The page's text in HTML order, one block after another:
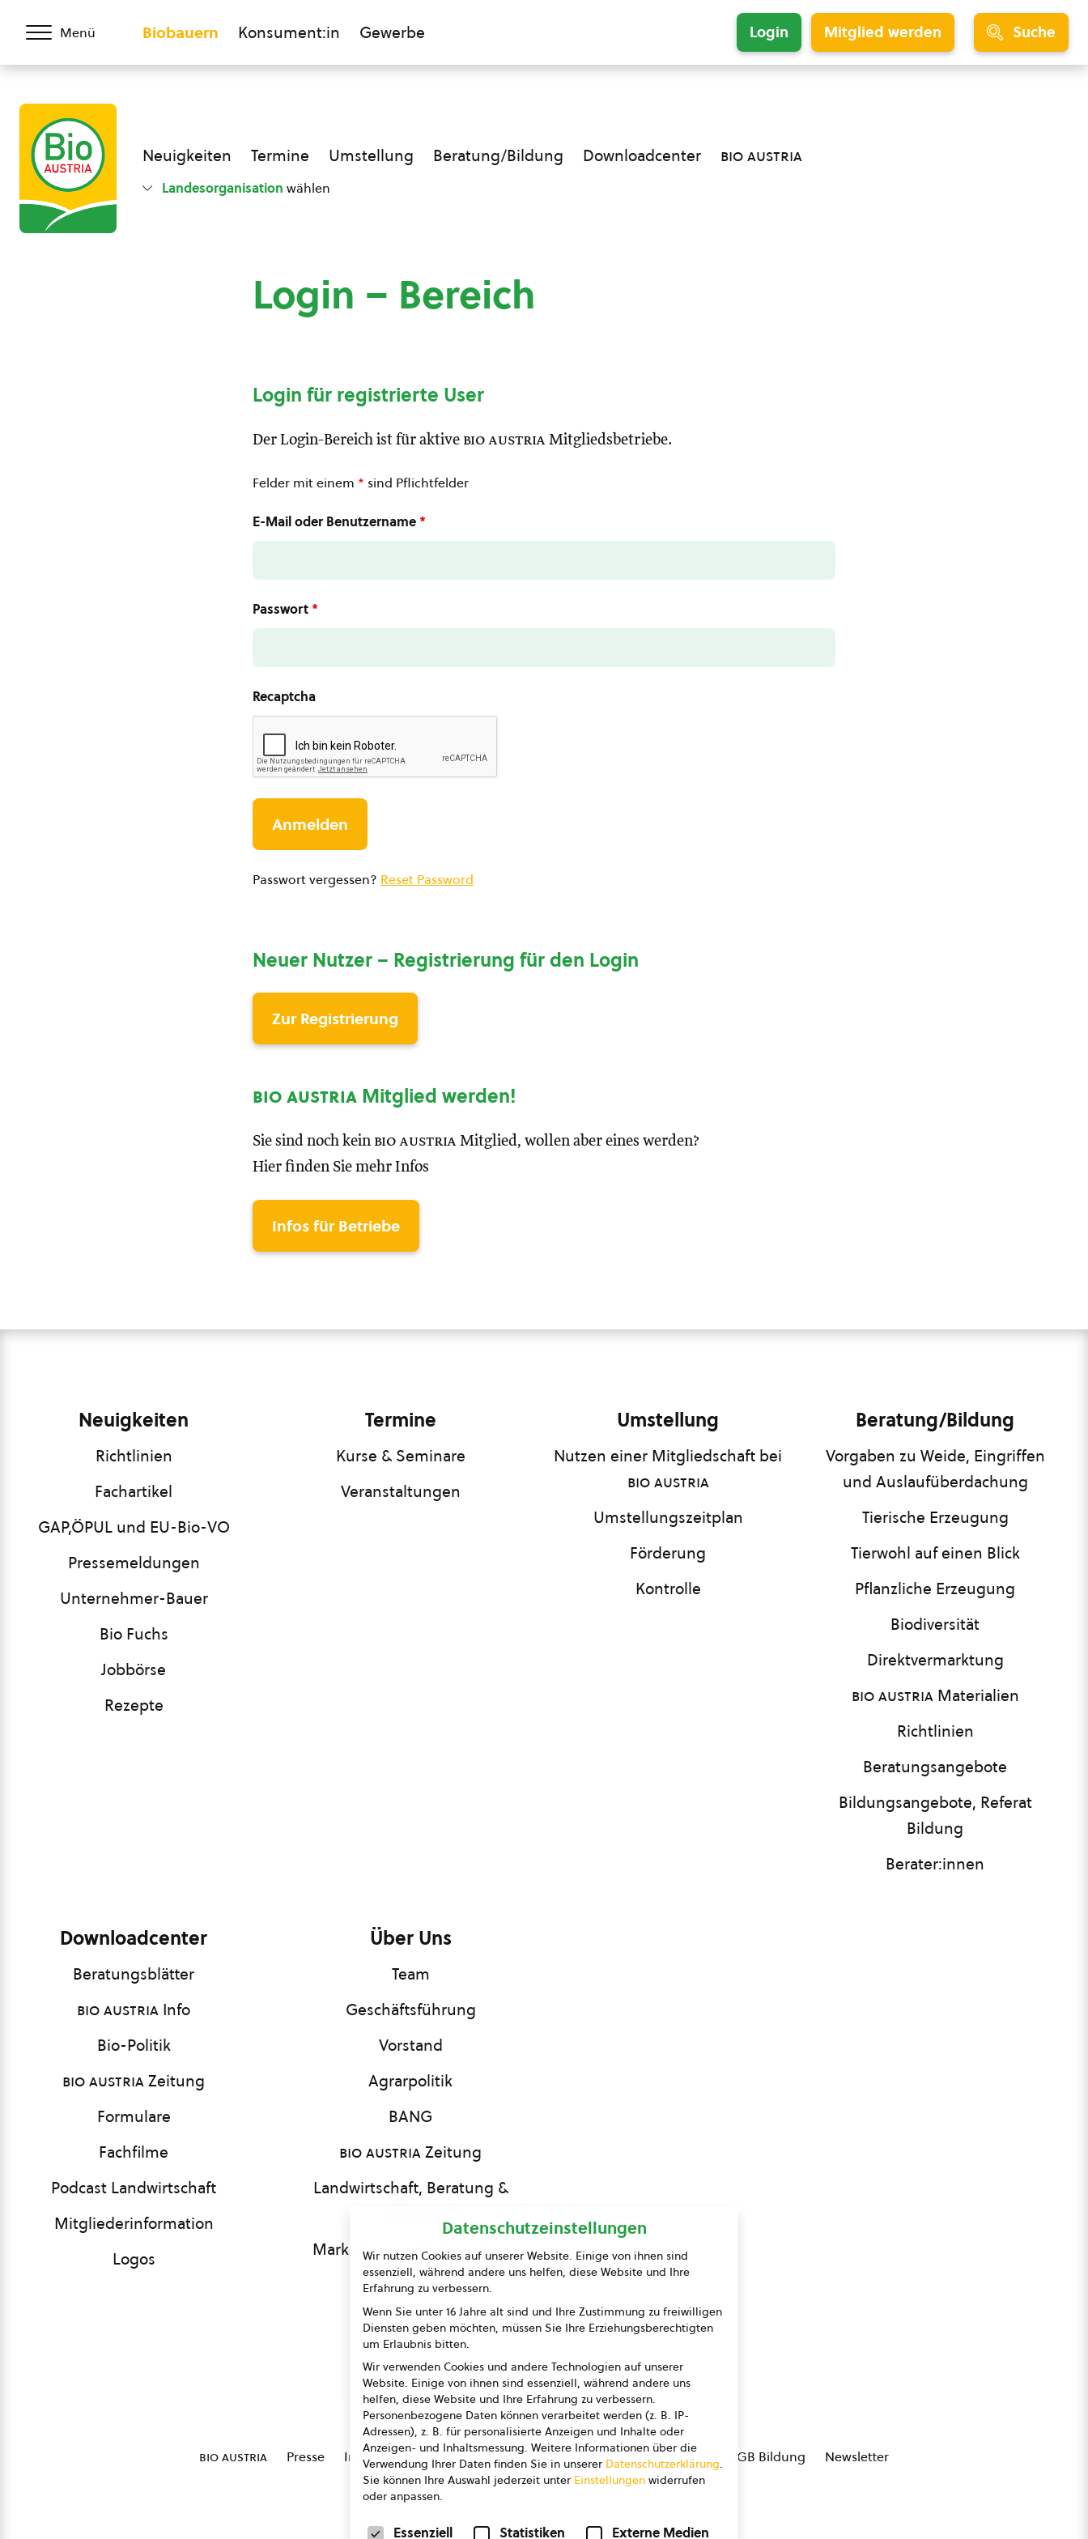
Menü Biobauern Konsument:in Gewerbe Login Mitglied werden Suche
Neuigkeiten Termine Umstellung Beratung/Bildung Downloadcenter bio austria
Landesorganisation wählen
Login – Bereich
Login für registrierte User
Der Login-Bereich ist für aktive bio austria Mitgliedsbetriebe.
Felder mit einem * sind Pflichtfelder
E-Mail oder Benutzername *
Passwort *
Recaptcha
Passwort vergessen? Reset Password
Neuer Nutzer – Registrierung für den Login
Zur Registrierung
bio austria Mitglied werden!
Sie sind noch kein bio austria Mitglied, wollen aber eines werden?
Hier finden Sie mehr Infos
Infos für Betriebe
Neuigkeiten
Richtlinien
Fachartikel
GAP,ÖPUL und EU-Bio-VO
Pressemeldungen
Unternehmer-Bauer
Bio Fuchs
Jobbörse
Rezepte
Termine
Kurse & Seminare
Veranstaltungen
Umstellung
Nutzen einer Mitgliedschaft bei
bio austria
Umstellungszeitplan
Förderung
Kontrolle
Beratung/Bildung
Vorgaben zu Weide, Eingriffen
und Auslaufüberdachung
Tierische Erzeugung
Tierwohl auf einen Blick
Pflanzliche Erzeugung
Biodiversität
Direktvermarktung
bio austriaMaterialien
Richtlinien
Beratungsangebote
Bildungsangebote, Referat
Bildung
Berater:innen
Downloadcenter
Beratungsblätter
bio austria Info
Bio-Politik
bio austriaZeitung
Formulare
Fachfilme
Podcast Landwirtschaft
Mitgliederinformation
Logos
Über Uns
Team
Geschäftsführung
Vorstand
Agrarpolitik
BANG
bio austriaZeitung
Landwirtschaft, Beratung &
Marketing und Information
Presse
Kontakt
bio austria Presse Impressum Datenschutz AGB AGB Marketing GmbH AGB Bildung Newsletter
Datenschutzeinstellungen
Wir nutzen Cookies auf unserer Website. Einige von ihnen sind
essenziell, während andere uns helfen, diese Website und Ihre
Erfahrung zu verbessern.
Wenn Sie unter 16 Jahre alt sind und Ihre Zustimmung zu freiwilligen
Diensten geben möchten, müssen Sie Ihre Erziehungsberechtigten
um Erlaubnis bitten.
Wir verwenden Cookies und andere Technologien auf unserer
Website. Einige von ihnen sind essenziell, während andere uns
helfen, diese Website und Ihre Erfahrung zu verbessern.
Personenbezogene Daten können verarbeitet werden (z. B. IP-
Adressen), z. B. für personalisierte Anzeigen und Inhalte oder
Anzeigen- und Inhaltsmessung. Weitere Informationen über die
Verwendung Ihrer Daten finden Sie in unserer Datenschutzerklärung.
Sie können Ihre Auswahl jederzeit unter Einstellungen widerrufen
oder anpassen.
Datenschutzeinstellungen
Essenziell Statistiken Externe Medien